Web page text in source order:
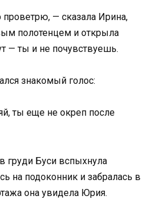
— сказала Ирина,
полотенцем и открыла
— ты и не почувствуешь.
знакомый голос:
ты еще не окреп после
груди Буси вспыхнула
на подоконник и забралась в
она увидела Юрия.